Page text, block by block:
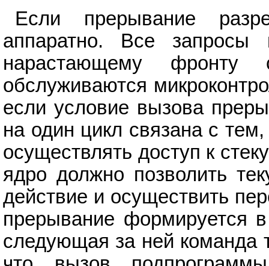
Если прерывание
аппаратно. Все
нарастающему фронту
обслуживаются
если условие вызова
на один цикл связана с
осуществлять доступ к
ядро должно позволить
действие и осуществить
прерывание формируется
следующая за ней команда